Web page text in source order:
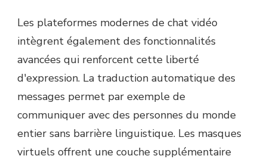
Les plateformes modernes de chat vidéo
intègrent également des fonctionnalités
avancées qui renforcent cette liberté
d'expression. La traduction automatique des
messages permet par exemple de
communiquer avec des personnes du monde
entier sans barrière linguistique. Les masques
virtuels offrent une couche supplémentaire